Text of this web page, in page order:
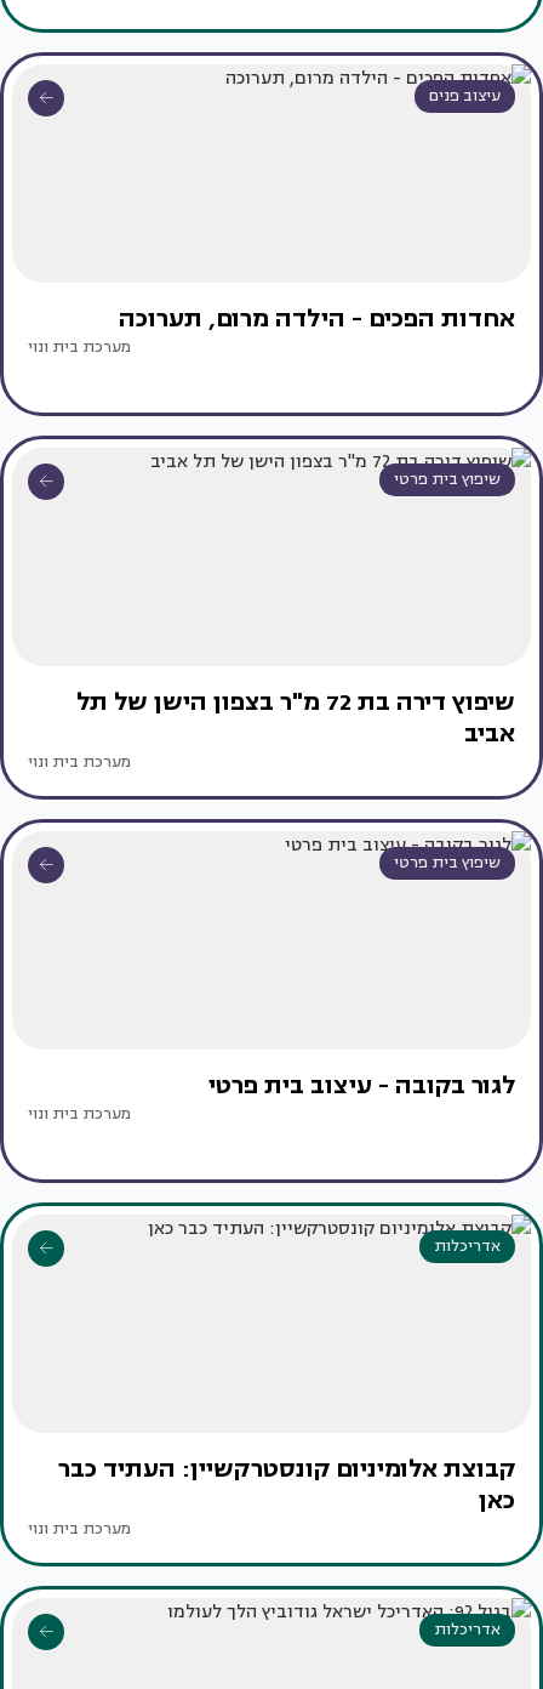
עיצוב פנים
אחדות הפכים - הילדה מרום, תערוכה
מערכת בית ונוי
שיפוץ בית פרטי
שיפוץ דירה בת 72 מ"ר בצפון הישן של תל
אביב
מערכת בית ונוי
שיפוץ בית פרטי
לגור בקובה - עיצוב בית פרטי
מערכת בית ונוי
אדריכלות
קבוצת אלומיניום קונסטרקשיין: העתיד כבר
כאן
מערכת בית ונוי
אדריכלות